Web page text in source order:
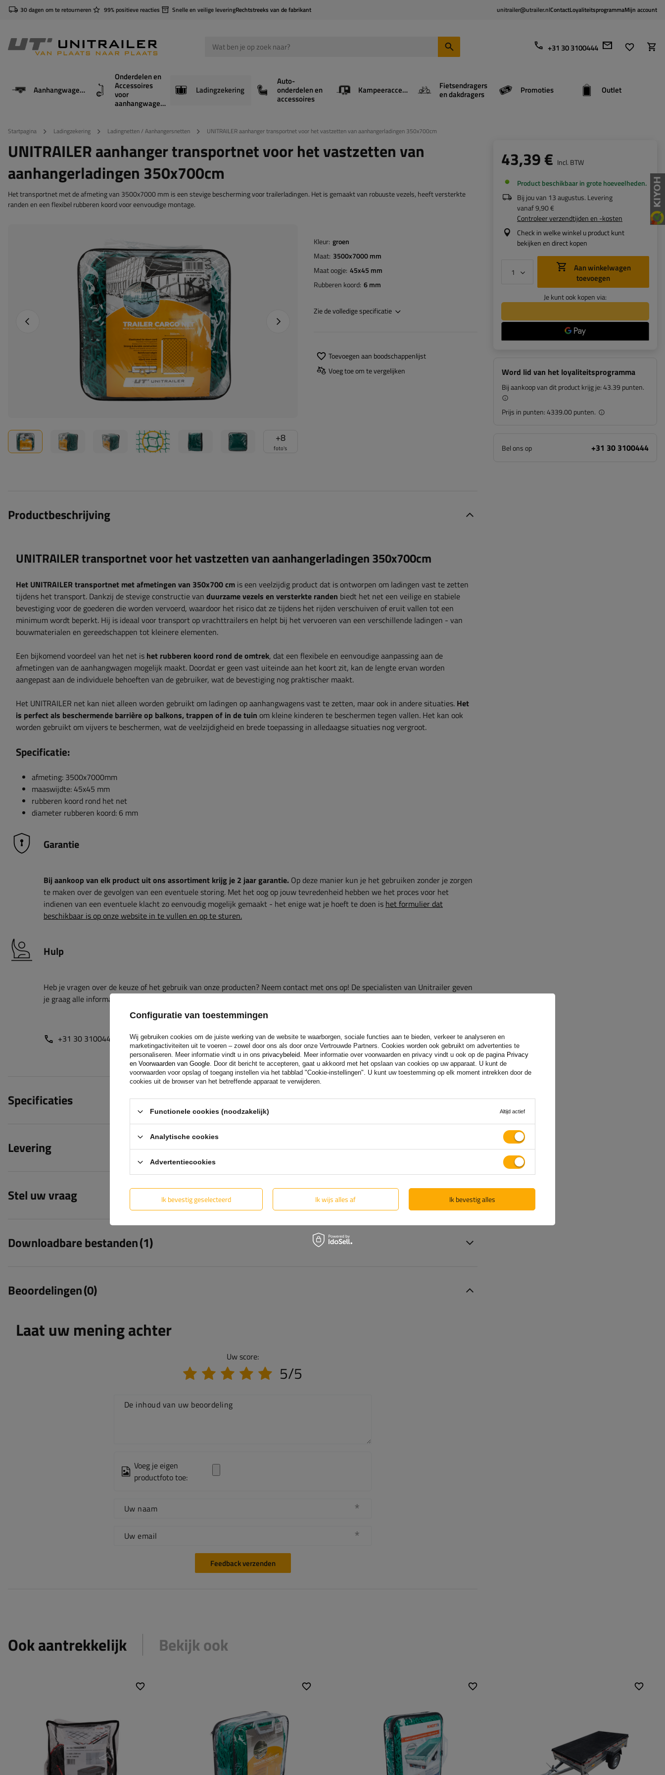
30 dagen om te retourneren 99% positieve reacties Snelle en veilige leveringRechtstreeks van de fabrikant unitrailer@utrailer.nlContactLoyaliteitsprogrammaMijn account
+31 30 3100444
Aanhangwagens
Onderdelen en
Accessoires
voor
aanhangwagens
Ladingzekering
Auto-
onderdelen en
accessoires
Kampeeraccessoires Fietsendragers
en dakdragers Promoties Outlet
Startpagina Ladingzekering Ladingnetten / Aanhangersnetten UNITRAILER aanhanger transportnet voor het vastzetten van aanhangerladingen 350x700cm
UNITRAILER aanhanger transportnet voor het vastzetten van
aanhangerladingen 350x700cm
Het transportnet met de afmeting van 3500x7000 mm is een stevige bescherming voor trailerladingen. Het is gemaakt van robuuste vezels, heeft versterkte
randen en een flexibel rubberen koord voor eenvoudige montage.
+8
foto's
Vorige foto Naprawa produktu
Kleur groen
Maat 3500x7000 mm
Maat oogje 45x45 mm
Rubberen koord 6 mm
Zie de volledige specificatie
Toevoegen aan boodschappenlijst
Voeg toe om te vergelijken
43,39 € Incl. BTW
Product beschikbaar in grote hoeveelheden
Bij jou van 13 augustus. Levering
vanaf9,90 €
Controleer verzendtijden en -kosten
Check in welke winkel u product kunt
bekijken en direct kopen
toevoegen
Je kunt ook kopen via:
Word lid van het loyaliteitsprogramma
Bij aankoop van dit product krijg je:43.39 punten.
Prijs in punten:4339.00 punten.
Bel ons op +31 30 3100444
Productbeschrijving
UNITRAILER transportnet voor het vastzetten van aanhangerladingen 350x700cm
Het UNITRAILER transportnet met afmetingen van 350x700 cm is een veelzijdig product dat is ontworpen om ladingen vast te zetten
tijdens het transport. Dankzij de stevige constructie van duurzame vezels en versterkte randen biedt het net een veilige en stabiele
bevestiging voor de goederen die worden vervoerd, waardoor het risico dat ze tijdens het rijden verschuiven of eruit vallen tot een
minimum wordt beperkt. Hij is ideaal voor transport op vrachttrailers en helpt bij het vervoeren van een verschillende ladingen - van
bouwmaterialen en gereedschappen tot kleinere elementen.
Een bijkomend voordeel van het net is het rubberen koord rond de omtrek, dat een flexibele en eenvoudige aanpassing aan de
afmetingen van de aanhangwagen mogelijk maakt. Doordat er geen vast uiteinde aan het koort zit, kan de lengte ervan worden
aangepast aan de individuele behoeften van de gebruiker, wat de bevestiging nog praktischer maakt.
Het UNITRAILER net kan niet alleen worden gebruikt om ladingen op aanhangwagens vast te zetten, maar ook in andere situaties. Het
is perfect als beschermende barrière op balkons, trappen of in de tuin om kleine kinderen te beschermen tegen vallen. Het kan ook
worden gebruikt om vijvers te beschermen, wat de veelzijdigheid en brede toepassing in alledaagse situaties nog vergroot.
Specificatie:
afmeting: 3500x7000mm
maaswijdte: 45x45 mm
rubberen koord rond het net
diameter rubberen koord: 6 mm
Garantie
Bij aankoop van elk product uit ons assortiment krijg je 2 jaar garantie. Op deze manier kun je het gebruiken zonder je zorgen
te maken over de gevolgen van een eventuele storing. Met het oog op jouw tevredenheid hebben we het proces voor het
indienen van een eventuele klacht zo eenvoudig mogelijk gemaakt - het enige wat je hoeft te doen is het formulier dat
beschikbaar is op onze website in te vullen en op te sturen.
Hulp
Heb je vragen over de keuze of het gebruik van onze producten? Neem contact met ons op! De specialisten van Unitrailer geven
je graag alle informatie.
+31 30 3100444 unitrailer@utrailer.nl
Specificaties
Levering
Stel uw vraag
Downloadbare bestanden(1)
Beoordelingen(0)
Laat uw mening achter
Uw score:
5/5
De inhoud van uw beoordeling
Voeg je eigen
productfoto toe:
Uw naam
Uw email
Feedback verzenden
Ook aantrekkelijk Bekijk ook
Rubberen koord:
6 mm
45x45 mm
Rubberen koord:
6 mm
2000x3500 mm
35x35 mm
Configuratie van toestemmingen
Wij gebruiken cookies om de juiste werking van de website te waarborgen, sociale functies aan te bieden, verkeer te analyseren en
marketingactiviteiten uit te voeren – zowel door ons als door onze Vertrouwde Partners. Cookies worden ook gebruikt om advertenties te
personaliseren. Meer informatie vindt u in ons privacybeleid. Meer informatie over voorwaarden en privacy vindt u ook op de pagina Privacy
en Voorwaarden van Google. Door dit bericht te accepteren, gaat u akkoord met het opslaan van cookies op uw apparaat. U kunt de
voorwaarden voor opslag of toegang instellen via het tabblad "Cookie-instellingen". U kunt uw toestemming op elk moment intrekken door de
cookies uit de browser van het betreffende apparaat te verwijderen.
Functionele cookies (noodzakelijk) Altijd actief
Analytische cookies
Advertentiecookies
Ik bevestig geselecteerd Ik wijs alles af Ik bevestig alles